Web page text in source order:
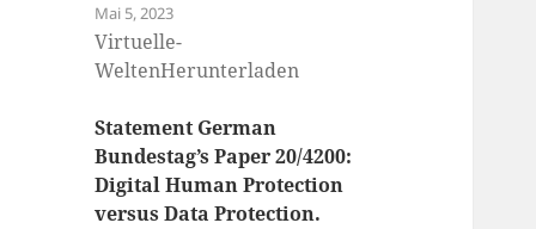
Mai 5, 2023
Virtuelle-
WeltenHerunterladen
Statement German
Bundestag’s Paper 20/4200:
Digital Human Protection
versus Data Protection.